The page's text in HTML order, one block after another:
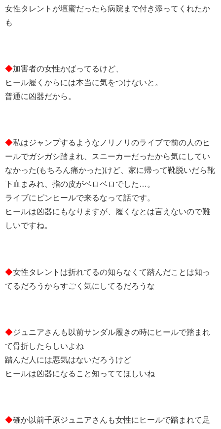
女性タレントが壇蜜だったら病院まで付き添ってくれたか
も
◆加害者の女性かばってるけど、
ヒール履くからには本当に気をつけないと。
普通に凶器だから。
◆私はジャンプするようなノリノリのライブで前の人のヒ
ールでガシガシ踏まれ、スニーカーだったから気にしてい
なかった(もちろん痛かった)けど、家に帰って靴脱いだら靴
下血まみれ、指の皮がベロベロでした…。
ライブにピンヒールで来るなって話です。
ヒールは凶器にもなりますが、履くなとは言えないので難
しいですね。
◆女性タレントは折れてるの知らなくて踏んだことは知っ
てるだろうからすごく気にしてるだろうな
◆ジュニアさんも以前サンダル履きの時にヒールで踏まれ
て骨折したらしいよね
踏んだ人には悪気はないだろうけど
ヒールは凶器になること知っててほしいね
◆確か以前千原ジュニアさんも女性にヒールで踏まれて足